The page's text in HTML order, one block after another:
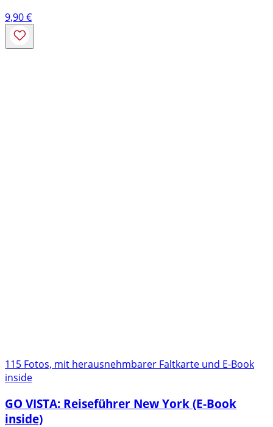
9,90€
115 Fotos, mit herausnehmbarer Faltkarte und E-Book
inside
GO VISTA: Reiseführer New York (E-Book
inside)